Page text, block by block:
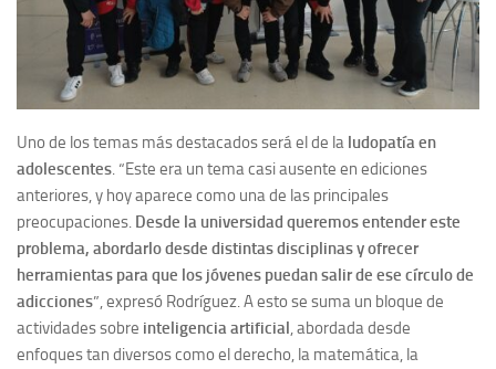
Uno de los temas más destacados será el de la ludopatía en
adolescentes. “Este era un tema casi ausente en ediciones
anteriores, y hoy aparece como una de las principales
preocupaciones. Desde la universidad queremos entender este
problema, abordarlo desde distintas disciplinas y ofrecer
herramientas para que los jóvenes puedan salir de ese círculo de
adicciones”, expresó Rodríguez.A esto se suma un bloque de
actividades sobre inteligencia artificial, abordada desde
enfoques tan diversos como el derecho, la matemática, la